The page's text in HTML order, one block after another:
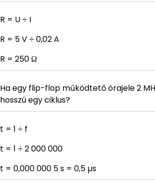
R = U ÷ I
R = 5 V ÷ 0,02 A
R = 250 Ω
Ha egy flip-flop működtető órajele 2
hosszú egy ciklus?
t = 1 ÷ f
t = 1 ÷ 2 000 000
t = 0,000 000 5 s = 0,5 µs